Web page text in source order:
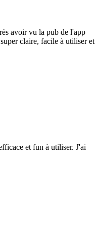
avoir vu la pub de l'app
claire, facile à utiliser et
et fun à utiliser. J'ai